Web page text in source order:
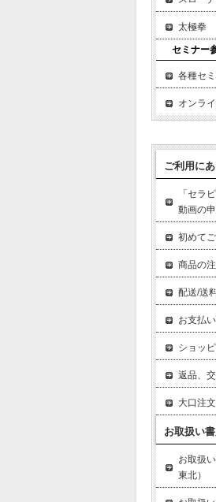
太極拳
セミナー
各種セ
オンラ
ご利用に
「セラ
動画の
初めて
商品の
配送/送
お支払
ショッ
返品、
大口注
お取扱い
お取扱
東北）